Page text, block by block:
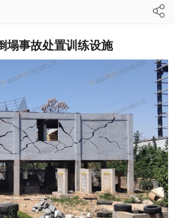
塌事故处置训练设施